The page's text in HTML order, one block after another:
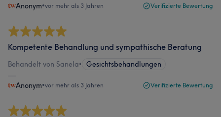
Anonym•vor mehr als 3 Jahren Verifizierte Bewertung
Kompetente Behandlung und sympathische Beratung
Behandelt von Sanela• Gesichtsbehandlungen
Anonym•vor mehr als 3 Jahren Verifizierte Bewertung